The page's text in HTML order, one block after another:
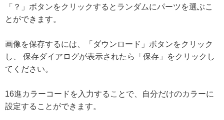
「？」ボタンをクリックするとランダムにパーツを選ぶこ
とができます。
画像を保存するには、「ダウンロード」ボタンをクリック
し、 保存ダイアログが表示されたら「保存」をクリックし
てください。
16進カラーコードを入力することで、自分だけのカラーに
設定することができます。